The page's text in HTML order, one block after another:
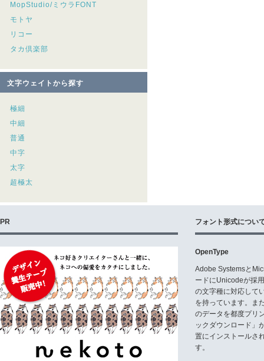
MopStudio/ミウラFONT
モトヤ
リコー
タカ倶楽部
文字ウェイトから探す
極細
中細
普通
中字
太字
超極太
PR フォント形式につい
OpenType
Adobe Systemsと
ードにUnicodeが採
の文字種に対応して
を持っています。ま
のデータを都度プリ
ックダウンロード」
置にインストールさ
す。